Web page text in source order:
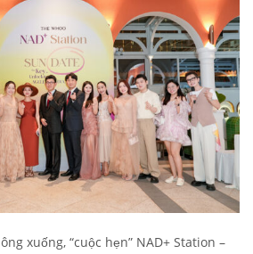
xuống, “cuộc hẹn” NAD+ Station –